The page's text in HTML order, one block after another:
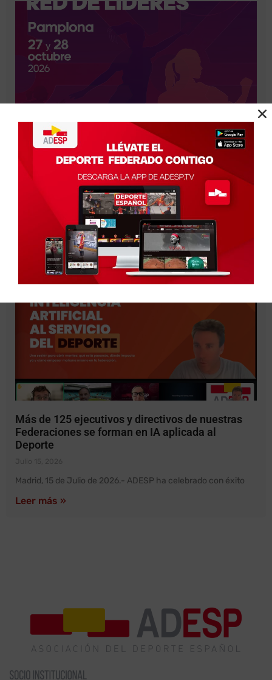
Mujeres líderes del Deporte Español se darán cita
en Pamplona gracias al Congreso organizado por
ADESP, el Gobierno de Navarra y la Fundación
Deporte Joven del CSD
Madrid, 29 de Julio de 2026.- La Asociación del Deporte
Leer más »
Más de 125 ejecutivos y directivos de nuestras
Federaciones se forman en IA aplicada al
Deporte
Madrid, 15 de Julio de 2026.- ADESP ha celebrado con éxito
Leer más »